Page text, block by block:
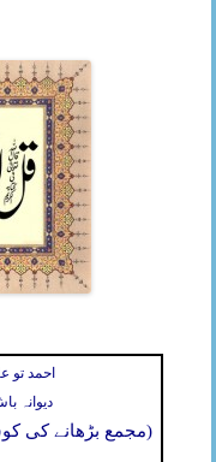
احمد تو
دیوانہ
(مجمع بڑھانے کی